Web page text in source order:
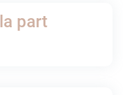
part